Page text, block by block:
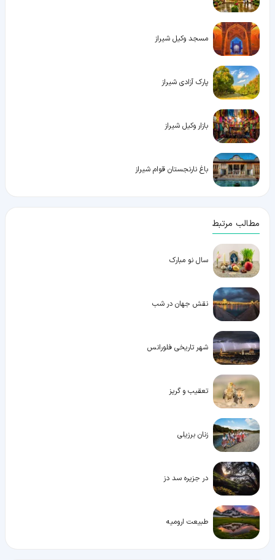
مسجد وکیل شیراز
پارک آزادی شیراز
بازار وکیل شیراز
باغ نارنجستان قوام شیراز
مطالب مرتبط
سال نو مبارک
نقش جهان در شب
شهر تاریخی فلورانس
تعقیب و گریز
زنان برزیلی
در جزیره سد دز
طبیعت ارومیه